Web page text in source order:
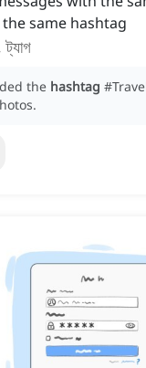
same hashtag
ট্যাগ
the hashtag